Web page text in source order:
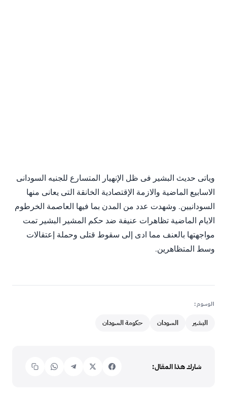
وياتى حديث البشير فى ظل الإنهيار المتسارع للجنيه السودانى
الاسابيع الماضية والازمة الإقتصادية الخانقة التى يعانى منها
السودانيين. وشهدت عدد من المدن بما فيها العاصمة الخرطوم
الايام الماضية تظاهرات عنيفة ضد حكم المشير البشير تمت
مواجهتها بالعنف مما ادى إلى سقوط قتلى وحملة إعتقالات
وسط المتظاهرين.
الوسوم:
البشير السودان حكومة السودان
شارك هذا المقال: